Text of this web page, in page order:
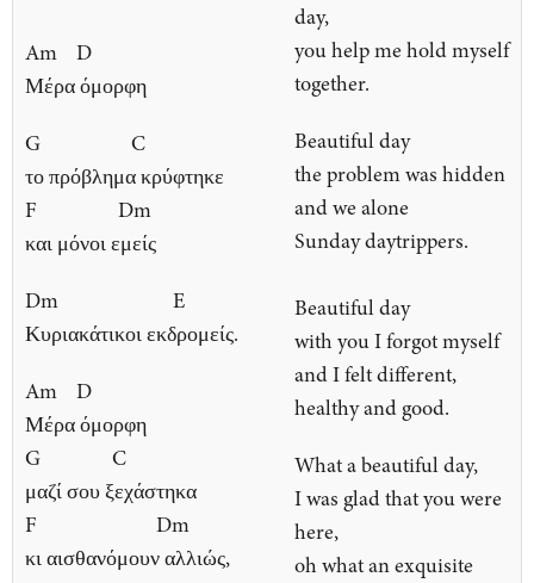
Am D
Μέρα όμορφη
G C
το πρόβλημα κρύφτηκε
F Dm
και μόνοι εμείς
Dm E
Κυριακάτικοι εκδρομείς.
Am D
Μέρα όμορφη
G C
μαζί σου ξεχάστηκα
F Dm
κι αισθανόμουν αλλιώς,
day,
you help me hold myself
together.
Beautiful day
the problem was hidden
and we alone
Sunday daytrippers.
Beautiful day
with you I forgot myself
and I felt different,
healthy and good.
What a beautiful day,
I was glad that you were
here,
oh what an exquisite